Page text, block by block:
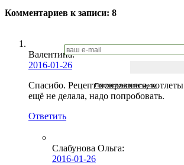
Подписаться письмом
Комментариев к записи: 8
Валентина:
2016-01-26
Спасибо. Рецепт понравился,
ещё не делала, надо попробовать.
Ответить
Слабунова Ольга:
2016-01-26